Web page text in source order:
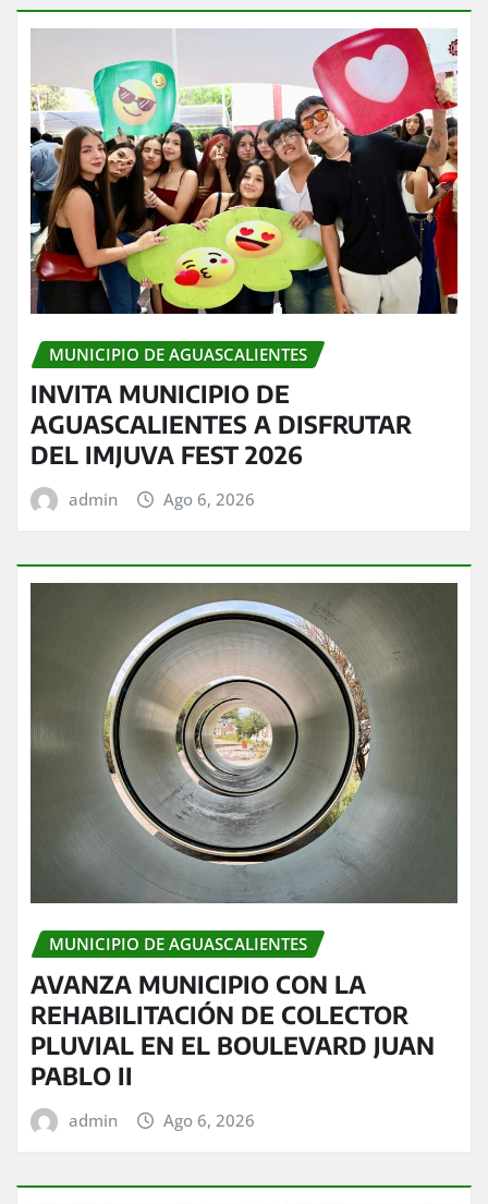
MUNICIPIO DE AGUASCALIENTES
INVITA MUNICIPIO DE
AGUASCALIENTES A DISFRUTAR
DEL IMJUVA FEST 2026
admin Ago 6, 2026
MUNICIPIO DE AGUASCALIENTES
AVANZA MUNICIPIO CON LA
REHABILITACIÓN DE COLECTOR
PLUVIAL EN EL BOULEVARD JUAN
PABLO II
admin Ago 6, 2026